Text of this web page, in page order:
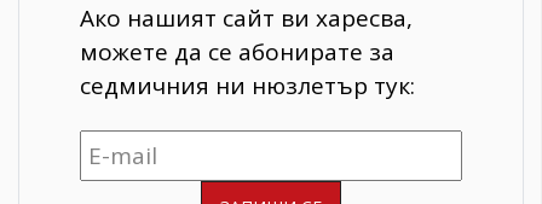
Ако нашият сайт ви харесва,
можете да се абонирате за
седмичния ни нюзлетър тук: